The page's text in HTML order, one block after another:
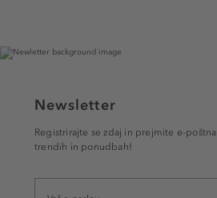
Newsletter
Registrirajte se zdaj in prejmite e-
trendih in ponudbah!